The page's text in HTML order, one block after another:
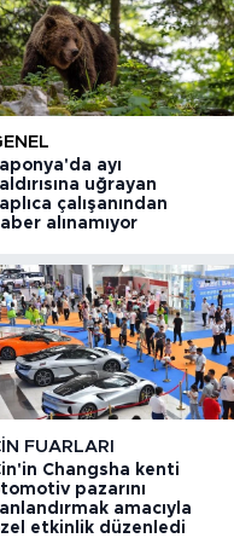
ayı
uğrayan
çalışanından
alınamıyor
FUARLARI
Changsha kenti
pazarını
amacıyla
etkinlik düzenledi